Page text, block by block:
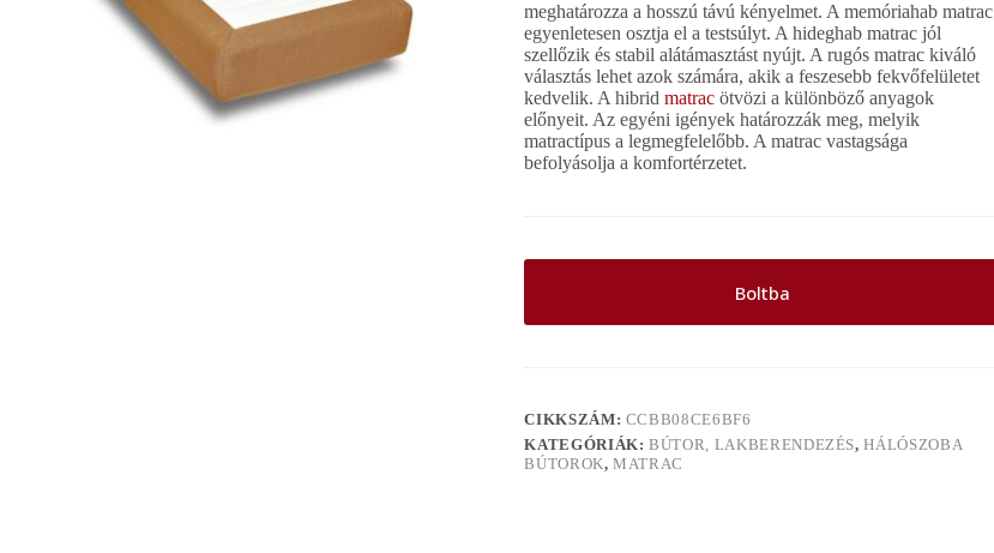
meghatározza a hosszú távú kényelmet. A memóriahab matrac
egyenletesen osztja el a testsúlyt. A hideghab matrac jól
szellőzik és stabil alátámasztást nyújt. A rugós matrac kiváló
választás lehet azok számára, akik a feszesebb fekvőfelületet
kedvelik. A hibridmatrac ötvözi a különböző anyagok
előnyeit. Az egyéni igények határozzák meg, melyik
matractípus a legmegfelelőbb. A matrac vastagsága
befolyásolja a komfortérzetet.
Boltba
CIKKSZÁM: CCBB08CE6BF6
KATEGÓRIÁK:BÚTOR, LAKBERENDEZÉS,HÁLÓSZOBA
BÚTOROK,MATRAC